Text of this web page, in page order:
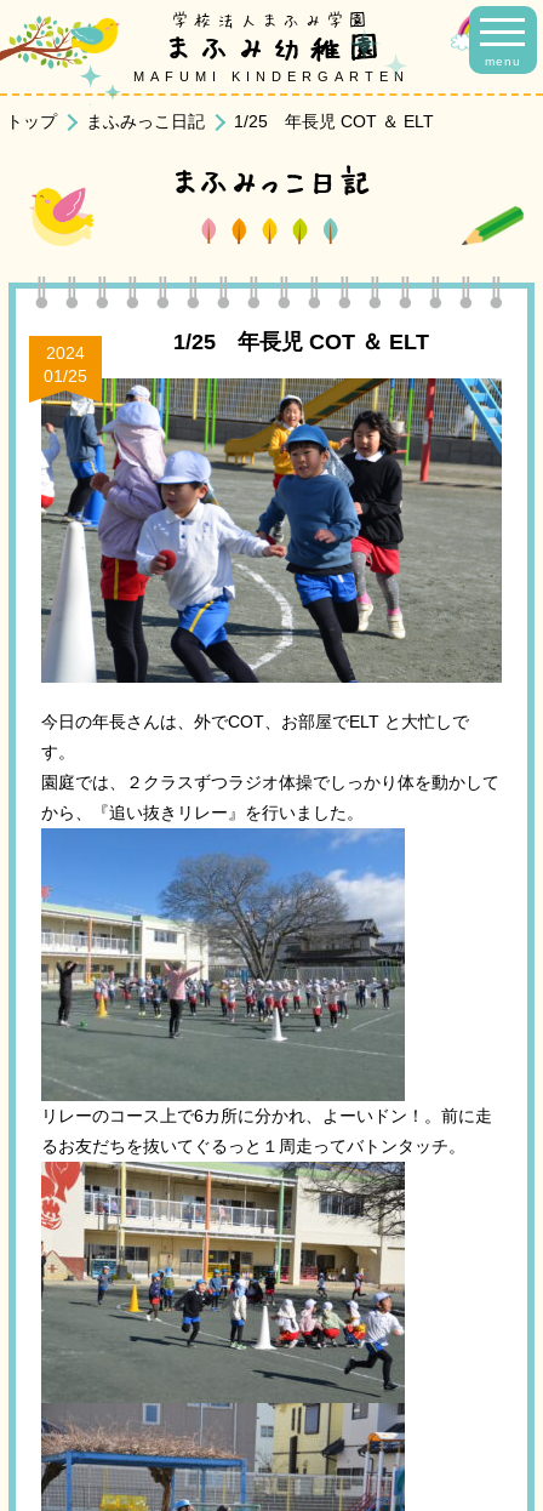
menu
学校法人まふみ学園
まふみ幼稚園
MAFUMI KINDERGARTEN
トップ まふみっこ日記 1/25 年長児 COT ＆ ELT
まふみっこ日記
1/25 年長児 COT ＆ ELT
2024
01/25
今日の年長さんは、外でCOT、お部屋でELT と大忙しで
す。
園庭では、２クラスずつラジオ体操でしっかり体を動かして
から、『追い抜きリレー』を行いました。
リレーのコース上で6カ所に分かれ、よーいドン！。前に走
るお友だちを抜いてぐるっと１周走ってバトンタッチ。